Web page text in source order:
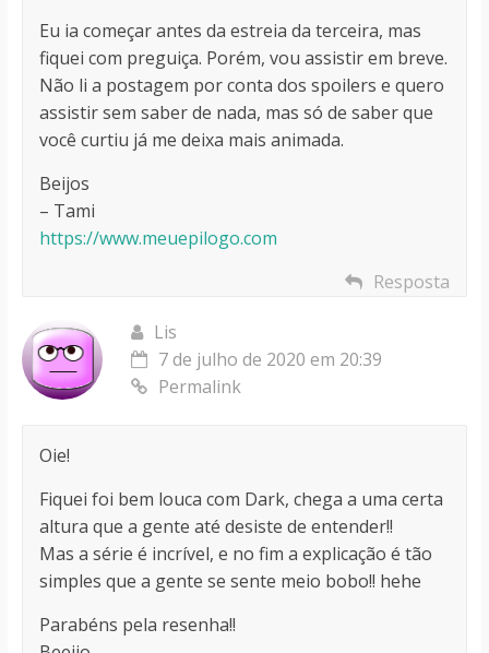
Eu ia começar antes da estreia da terceira, mas
fiquei com preguiça. Porém, vou assistir em breve.
Não li a postagem por conta dos spoilers e quero
assistir sem saber de nada, mas só de saber que
você curtiu já me deixa mais animada.
Beijos
– Tami
https://www.meuepilogo.com
Resposta
Lis
7 de julho de 2020 em 20:39
Permalink
Oie!
Fiquei foi bem louca com Dark, chega a uma certa
altura que a gente até desiste de entender!!
Mas a série é incrível, e no fim a explicação é tão
simples que a gente se sente meio bobo!! hehe
Parabéns pela resenha!!